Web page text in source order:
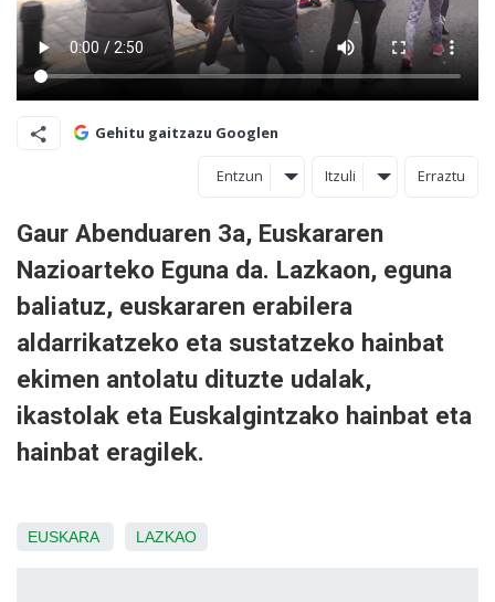
Gehitu gaitzazu Googlen
Entzun Itzuli Erraztu
Gaur Abenduaren 3a, Euskararen
Nazioarteko Eguna da. Lazkaon, eguna
baliatuz, euskararen erabilera
aldarrikatzeko eta sustatzeko hainbat
ekimen antolatu dituzte udalak,
ikastolak eta Euskalgintzako hainbat eta
hainbat eragilek.
EUSKARA LAZKAO